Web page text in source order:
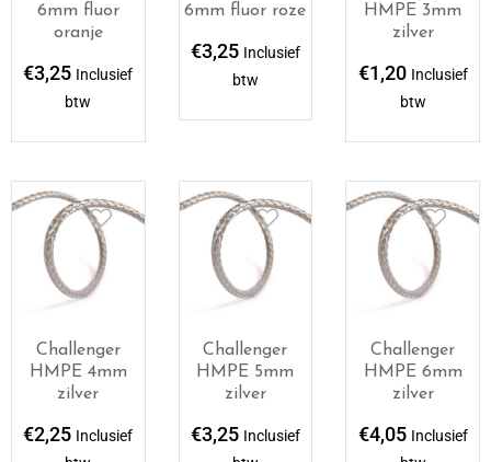
6mm fluor
oranje
€3,25 Inclusief
btw
6mm fluor roze
€3,25 Inclusief
btw
HMPE 3mm
zilver
€1,20 Inclusief
btw
Challenger
HMPE 4mm
zilver
€2,25 Inclusief
Challenger
HMPE 5mm
zilver
€3,25 Inclusief
Challenger
HMPE 6mm
zilver
€4,05 Inclusief